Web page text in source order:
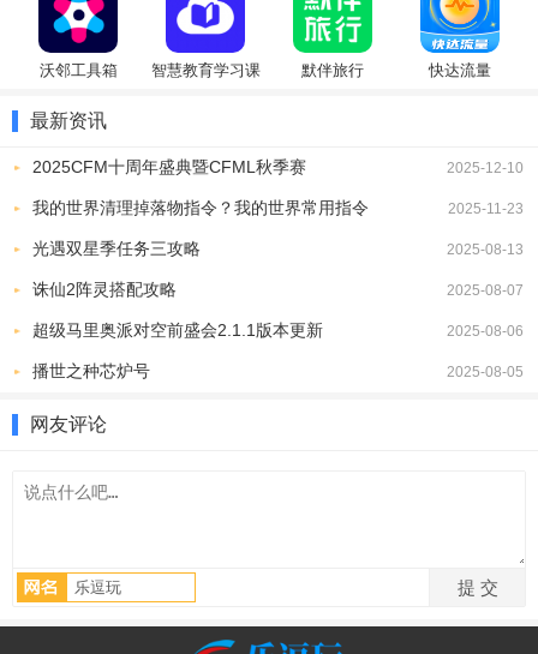
有亲切感。
沃邻工具箱
智慧教育学习课
默伴旅行 快达流量
最新资讯
2025CFM十周年盛典暨CFML秋季赛 2025-12-10
我的世界清理掉落物指令？我的世界常用指令 2025-11-23
光遇双星季任务三攻略 2025-08-13
诛仙2阵灵搭配攻略 2025-08-07
超级马里奥派对空前盛会2.1.1版本更新 2025-08-06
播世之种芯炉号 2025-08-05
网友评论